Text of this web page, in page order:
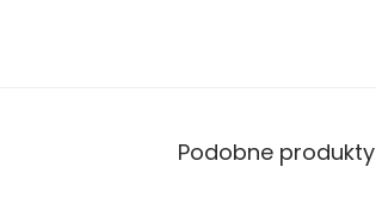
Podobne produkty